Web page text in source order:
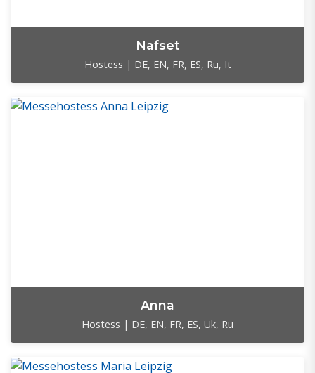
Nafset
Hostess | DE, EN, FR, ES, Ru, It
Anna
Hostess | DE, EN, FR, ES, Uk, Ru